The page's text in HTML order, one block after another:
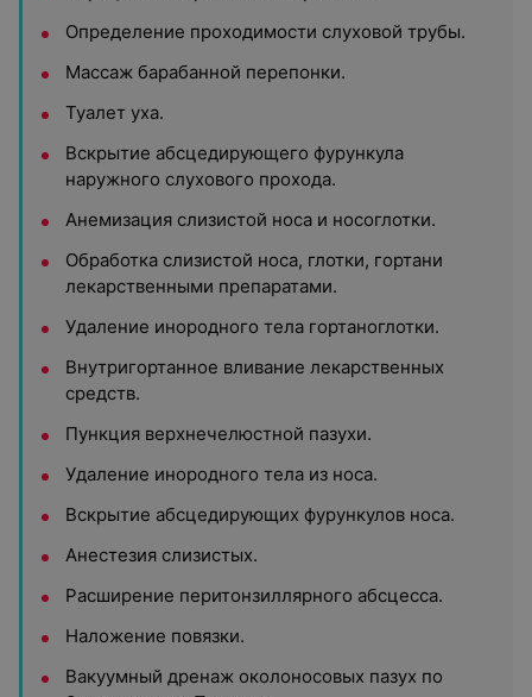
Определение проходимости слуховой трубы.
Массаж барабанной перепонки.
Туалет уха.
Вскрытие абсцедирующего фурункула
наружного слухового прохода.
Анемизация слизистой носа и носоглотки.
Обработка слизистой носа, глотки, гортани
лекарственными препаратами.
Удаление инородного тела гортаноглотки.
Внутригортанное вливание лекарственных
средств.
Пункция верхнечелюстной пазухи.
Удаление инородного тела из носа.
Вскрытие абсцедирующих фурункулов носа.
Анестезия слизистых.
Расширение перитонзиллярного абсцесса.
Наложение повязки.
Вакуумный дренаж околоносовых пазух по